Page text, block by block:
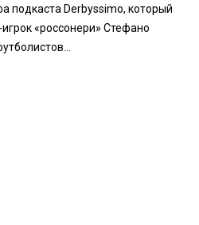
подкаста Derbyssimo, который
«россонери» Стефано